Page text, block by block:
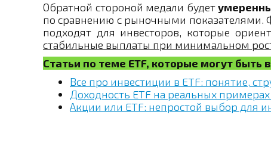
Обратной стороной медали будет
по сравнению с рыночными показателями.
подходят для инвесторов, которые
стабильные выплаты при минимальном
Статьи по теме ETF, которые могут быть
Все про инвестиции в ETF: понятие,
Доходность ETF на реальных
Акции или ETF: непростой выбор для